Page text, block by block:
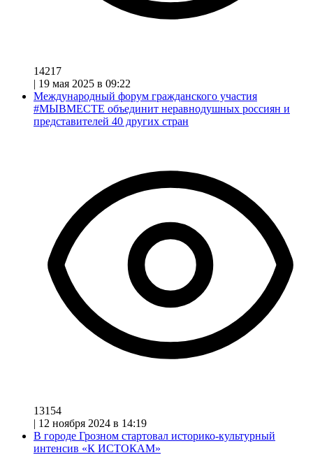
14217
| 19 мая 2025 в 09:22
Международный форум гражданского участия
#МЫВМЕСТЕ объединит неравнодушных россиян и
представителей 40 других стран
13154
| 12 ноября 2024 в 14:19
В городе Грозном стартовал историко-культурный
интенсив «К ИСТОКАМ»